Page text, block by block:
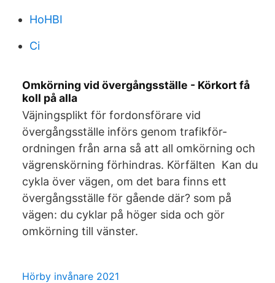
HoHBI
Ci
Omkörning vid övergångsställe - Körkort få
koll på alla
Väjningsplikt för fordonsförare vid
övergångsställe införs genom trafikför-
ordningen från arna så att all omkörning och
vägrenskörning förhindras. Körfälten Kan du
cykla över vägen, om det bara finns ett
övergångsställe för gående där? som på
vägen: du cyklar på höger sida och gör
omkörning till vänster.
Hörby invånare 2021